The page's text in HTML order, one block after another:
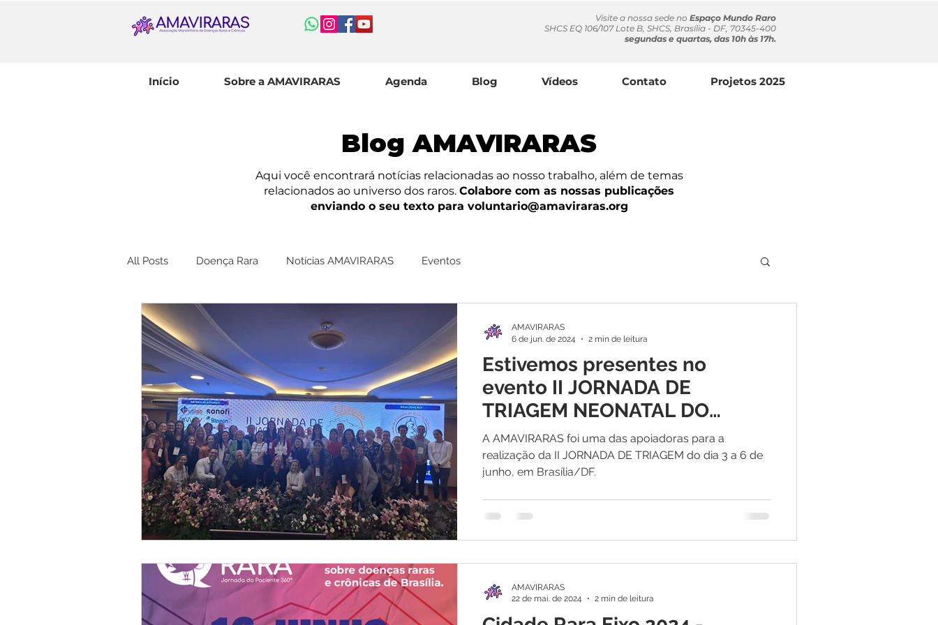
Visite a nossa sede no Espaço Mundo Raro
SHCS EQ 106/107 Lote B, SHCS, Brasília - DF, 70345-400
segundas e quartas, das 10h às 17h.
Início Sobre a AMAVIRARAS Agenda Blog Vídeos Contato Projetos 2025
Blog AMAVIRARAS
Aqui você encontrará notícias relacionadas ao nosso trabalho, além de temas
relacionados ao universo dos raros. Colabore com as nossas publicações
enviando o seu texto para voluntario@amaviraras.org
All Posts Doença Rara Notícias AMAVIRARAS Eventos
Estivemos presentes no
evento II JORNADA DE
TRIAGEM NEONATAL DO
DISTRITO FEDERAL 27+
A AMAVIRARAS foi uma das apoiadoras para a
realização da II JORNADA DE TRIAGEM do dia 3 a 6 de
junho, em Brasília/DF.
AMAVIRARAS
6 de jun. de 2024
2 min de leitura
AMAVIRARAS
22 de mai. de 2024
2 min de leitura